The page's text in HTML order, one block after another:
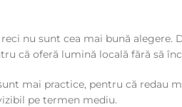
nu sunt cea mai bună alegere.
că oferă lumină locală fără să
mai practice, pentru că redau
pe termen mediu.